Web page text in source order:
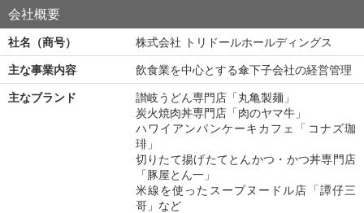
会社概要
社名（商号）
株式会社 トリドールホールディングス
主な事業内容
飲食業を中心とする傘下子会社の経営管理
主なブランド
讃岐うどん専門店「丸亀製麺」
炭火焼肉丼専門店「肉のヤマ牛」
ハワイアンパンケーキカフェ「コナズ珈
琲」
切りたて揚げたてとんかつ・かつ丼専門店
「豚屋とん一」
米線を使ったスープヌードル店「譚仔三
哥」など